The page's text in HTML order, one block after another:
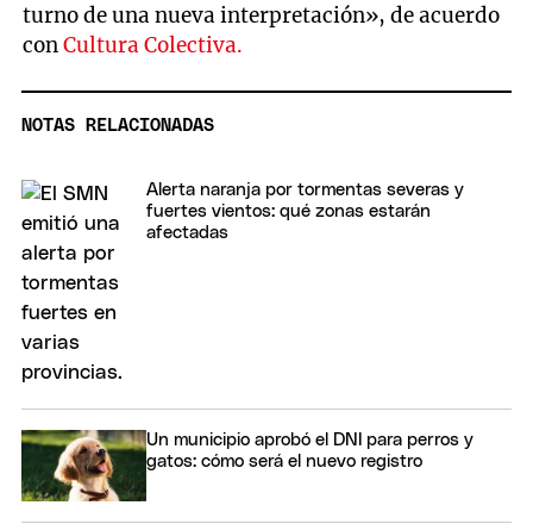
turno de una nueva interpretación», de acuerdo
conCultura Colectiva.
NOTAS RELACIONADAS
Alerta naranja por tormentas severas y
fuertes vientos: qué zonas estarán
afectadas
Un municipio aprobó el DNI para perros y
gatos: cómo será el nuevo registro